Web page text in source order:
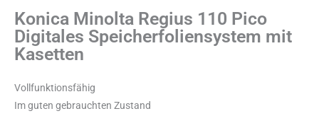
Konica Minolta Regius 110 Pico
Digitales Speicherfoliensystem mit
Kasetten
Vollfunktionsfähig
Im guten gebrauchten Zustand